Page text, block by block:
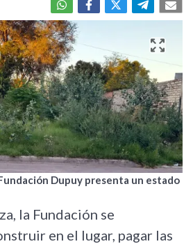
Dupuy presenta un estado
la Fundación se
en el lugar, pagar las